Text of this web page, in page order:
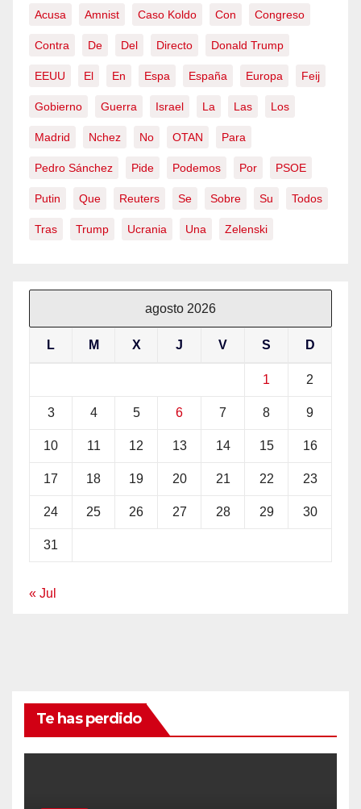
Acusa Amnist Caso Koldo Con Congreso
Contra De Del Directo Donald Trump
EEUU El En Espa España Europa Feij
Gobierno Guerra Israel La Las Los
Madrid Nchez No OTAN Para
Pedro Sánchez Pide Podemos Por PSOE
Putin Que Reuters Se Sobre Su Todos
Tras Trump Ucrania Una Zelenski
agosto 2026
L M X J V S D
1 2
3 4 5 6 7 8 9
10 11 12 13 14 15 16
17 18 19 20 21 22 23
24 25 26 27 28 29 30
31
« Jul
Te has perdido